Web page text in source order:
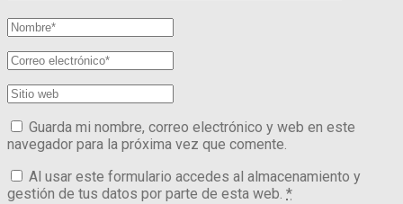
Guarda mi nombre, correo electrónico y web en este
navegador para la próxima vez que comente.
Al usar este formulario accedes al almacenamiento y
gestión de tus datos por parte de esta web. *